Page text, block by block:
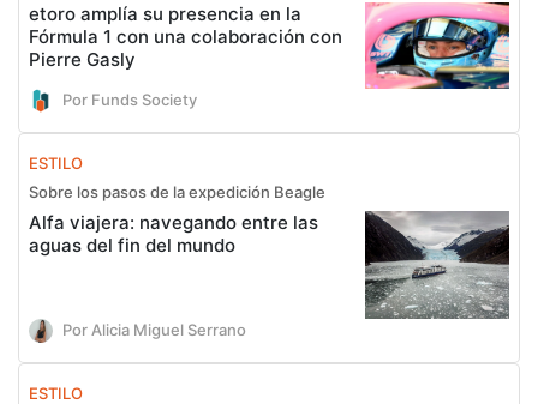
etoro amplía su presencia en la
Fórmula 1 con una colaboración con
Pierre Gasly
Por Funds Society
ESTILO
Sobre los pasos de la expedición Beagle
Alfa viajera: navegando entre las
aguas del fin del mundo
Por Alicia Miguel Serrano
ESTILO